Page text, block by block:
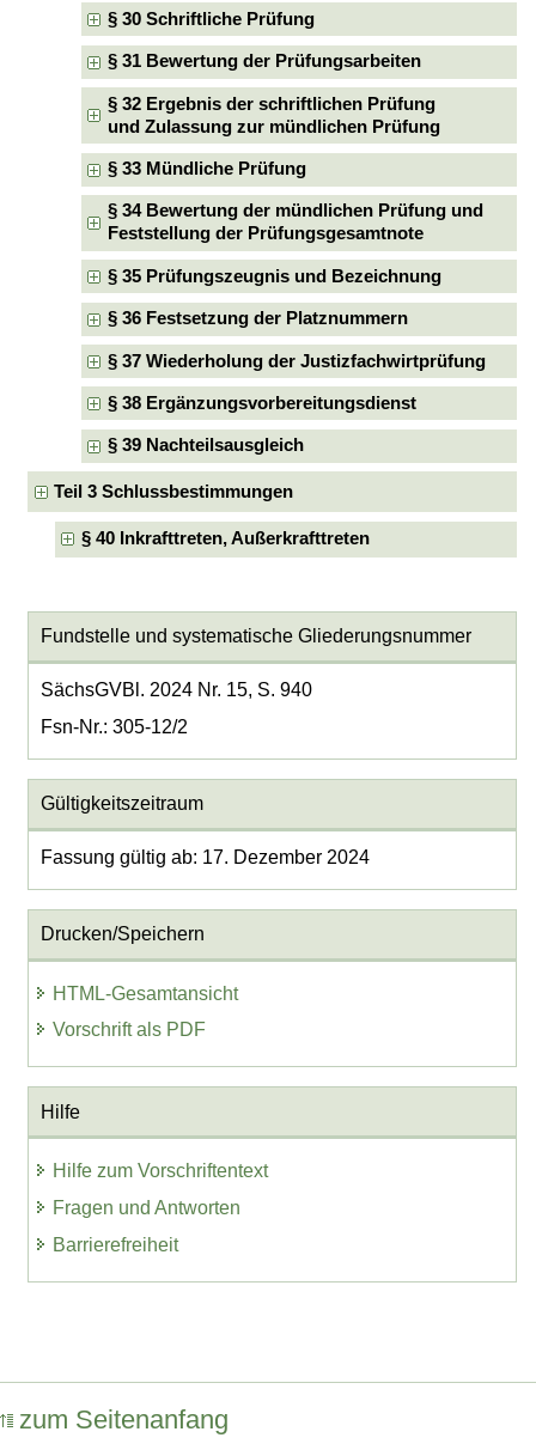
§ 30 Schriftliche Prüfung
§ 31 Bewertung der Prüfungsarbeiten
§ 32 Ergebnis der schriftlichen Prüfung
und Zulassung zur mündlichen Prüfung
§ 33 Mündliche Prüfung
§ 34 Bewertung der mündlichen Prüfung und
Feststellung der Prüfungsgesamtnote
§ 35 Prüfungszeugnis und Bezeichnung
§ 36 Festsetzung der Platznummern
§ 37 Wiederholung der Justizfachwirtprüfung
§ 38 Ergänzungsvorbereitungsdienst
§ 39 Nachteilsausgleich
Teil 3 Schlussbestimmungen
§ 40 Inkrafttreten, Außerkrafttreten
Fundstelle und systematische Gliederungsnummer
SächsGVBl. 2024 Nr. 15, S. 940
Fsn-Nr.: 305-12/2
Gültigkeitszeitraum
Fassung gültig ab: 17. Dezember 2024
Drucken/Speichern
HTML-Gesamtansicht
Vorschrift als PDF
Hilfe
Hilfe zum Vorschriftentext
Fragen und Antworten
Barrierefreiheit
zum Seitenanfang